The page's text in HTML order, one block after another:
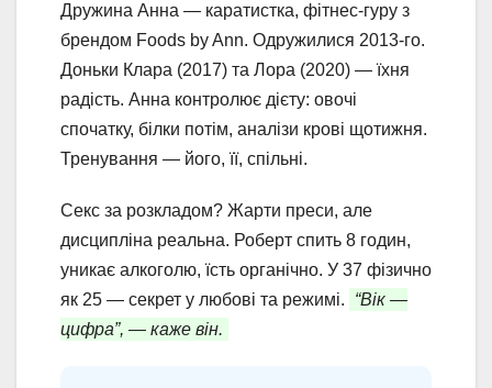
Дружина Анна — каратистка, фітнес-гуру з
брендом Foods by Ann. Одружилися 2013-го.
Доньки Клара (2017) та Лора (2020) — їхня
радість. Анна контролює дієту: овочі
спочатку, білки потім, аналізи крові щотижня.
Тренування — його, її, спільні.
Секс за розкладом? Жарти преси, але
дисципліна реальна. Роберт спить 8 годин,
уникає алкоголю, їсть органічно. У 37 фізично
як 25 — секрет у любові та режимі.
“Вік —
цифра”, — каже він.